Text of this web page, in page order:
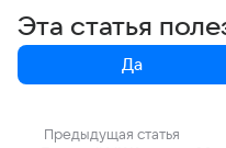
Эта статья
Да
Предыдущая статья